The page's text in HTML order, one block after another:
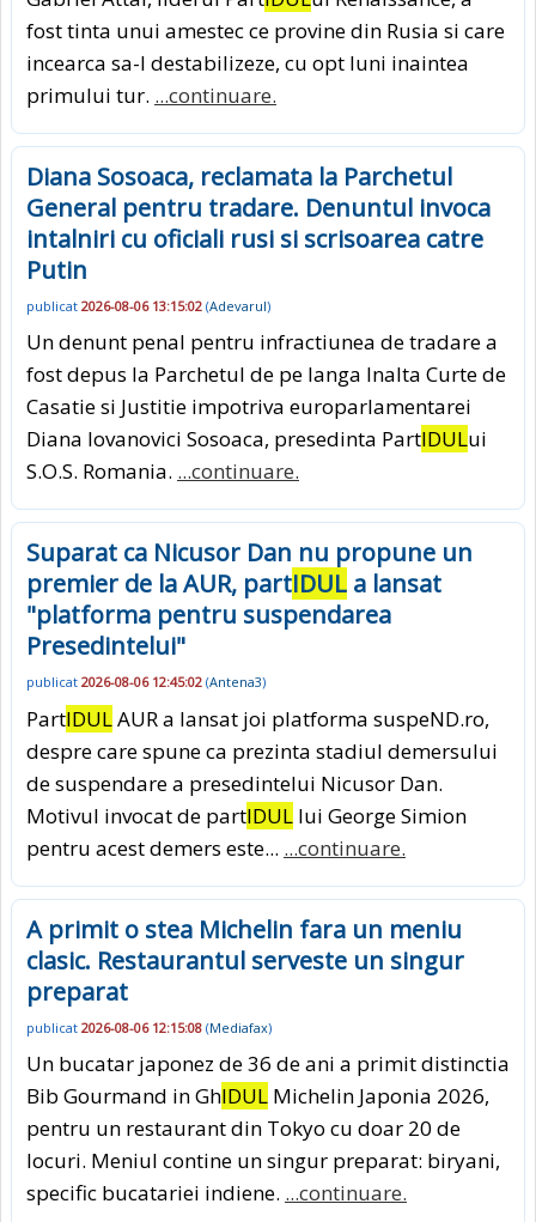
fost tinta unui amestec ce provine din Rusia si care
incearca sa-l destabilizeze, cu opt luni inaintea
primului tur. ...continuare.
Diana Sosoaca, reclamata la Parchetul
General pentru tradare. Denuntul invoca
intalniri cu oficiali rusi si scrisoarea catre
Putin
publicat 2026-08-06 13:15:02 (Adevarul)
Un denunt penal pentru infractiunea de tradare a
fost depus la Parchetul de pe langa Inalta Curte de
Casatie si Justitie impotriva europarlamentarei
Diana Iovanovici Sosoaca, presedinta PartIDULui
S.O.S. Romania. ...continuare.
Suparat ca Nicusor Dan nu propune un
premier de la AUR, partIDUL a lansat
"platforma pentru suspendarea
Presedintelui"
publicat 2026-08-06 12:45:02 (Antena3)
PartIDULAUR a lansat joi platforma suspeND.ro,
despre care spune ca prezinta stadiul demersului
de suspendare a presedintelui Nicusor Dan.
Motivul invocat de partIDUL lui George Simion
pentru acest demers este... ...continuare.
A primit o stea Michelin fara un meniu
clasic. Restaurantul serveste un singur
preparat
publicat 2026-08-06 12:15:08 (Mediafax)
Un bucatar japonez de 36 de ani a primit distinctia
Bib Gourmand in GhIDUL Michelin Japonia 2026,
pentru un restaurant din Tokyo cu doar 20 de
locuri. Meniul contine un singur preparat: biryani,
specific bucatariei indiene. ...continuare.